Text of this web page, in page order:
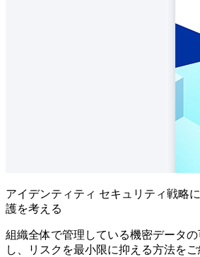
アイデンティティ セキュリティ戦略
護を考える
組織全体で管理している機密データ
し、リスクを最小限に抑える方法を